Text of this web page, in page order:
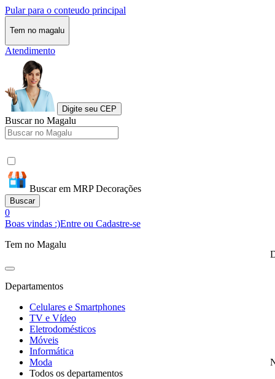
Pular para o conteudo principal
Tem no magalu
Atendimento
Digite seu CEP
Buscar no Magalu
Buscar em MRP Decorações
Buscar
0
Boas vindas :)Entre ou Cadastre-se
Tem no Magalu
Departamentos
Celulares e Smartphones
TV e Vídeo
Eletrodomésticos
Móveis
Informática
Moda
Todos os departamentos